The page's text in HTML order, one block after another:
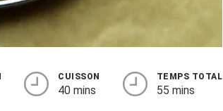
CUISSON
40 mins
TEMPS TOTAL
55 mins